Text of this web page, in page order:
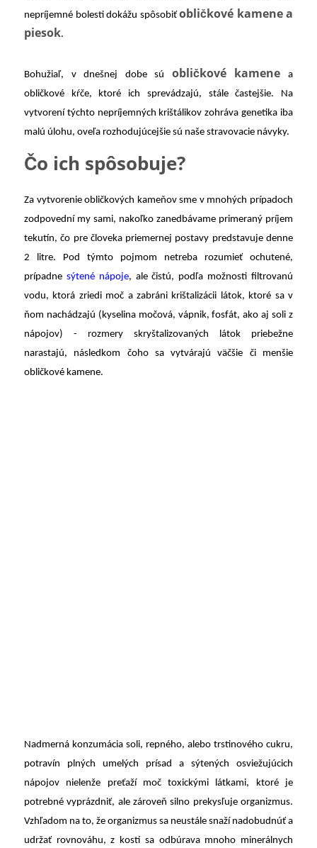
nepríjemné bolesti dokážu spôsobiť obličkové kamene a
piesok.
Bohužiaľ, v dnešnej dobe sú obličkové kamene a
obličkové kŕče, ktoré ich sprevádzajú, stále častejšie. Na
vytvorení týchto nepríjemných krištálikov zohráva genetika iba
malú úlohu, oveľa rozhodujúcejšie sú naše stravovacie návyky.
Čo ich spôsobuje?
Za vytvorenie obličkových kameňov sme v mnohých prípadoch
zodpovední my sami, nakoľko zanedbávame primeraný príjem
tekutín, čo pre človeka priemernej postavy predstavuje denne
2 litre. Pod týmto pojmom netreba rozumieť ochutené,
prípadne sýtené nápoje, ale čistú, podľa možnosti filtrovanú
vodu, ktorá zriedi moč a zabráni krištalizácii látok, ktoré sa v
ňom nachádzajú (kyselina močová, vápnik, fosfát, ako aj soli z
nápojov) - rozmery skryštalizovaných látok priebežne
narastajú, následkom čoho sa vytvárajú väčšie či menšie
obličkové kamene.
Nadmerná konzumácia soli, repného, alebo trstinového cukru,
potravín plných umelých prísad a sýtených osviežujúcich
nápojov nielenže preťaží moč toxickými látkami, ktoré je
potrebné vyprázdniť, ale zároveň silno prekysľuje organizmus.
Vzhľadom na to, že organizmus sa neustále snaží nadobudnúť a
udržať rovnováhu, z kostí sa odbúrava mnoho minerálnych